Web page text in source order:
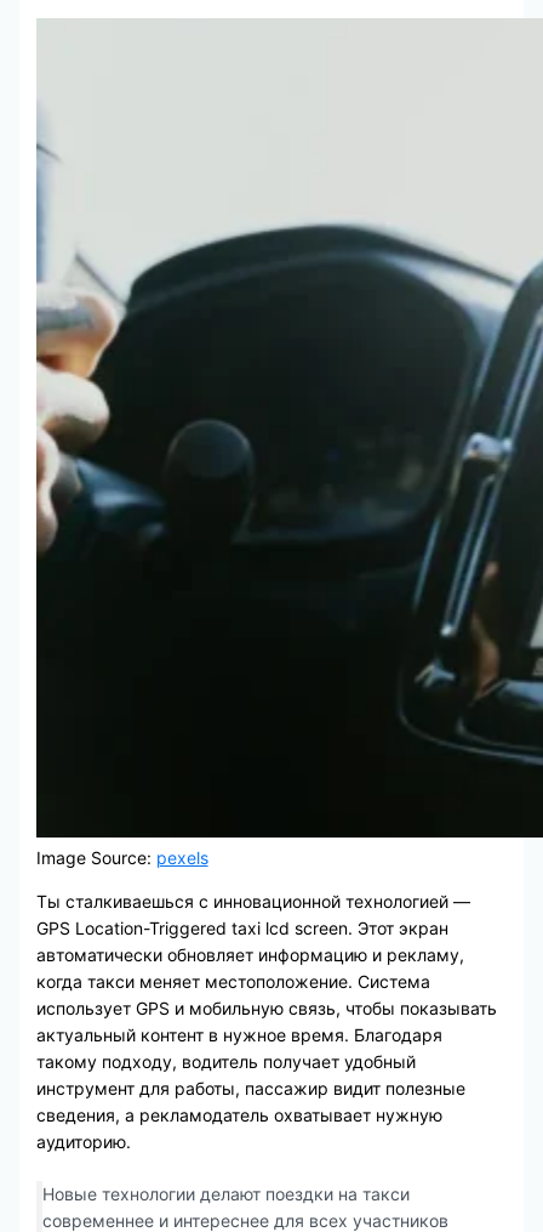
Image Source: pexels
Ты сталкиваешься с инновационной технологией —
GPS Location-Triggered taxi lcd screen. Этот экран
автоматически обновляет информацию и рекламу,
когда такси меняет местоположение. Система
использует GPS и мобильную связь, чтобы показывать
актуальный контент в нужное время. Благодаря
такому подходу, водитель получает удобный
инструмент для работы, пассажир видит полезные
сведения, а рекламодатель охватывает нужную
аудиторию.
Новые технологии делают поездки на такси
современнее и интереснее для всех участников